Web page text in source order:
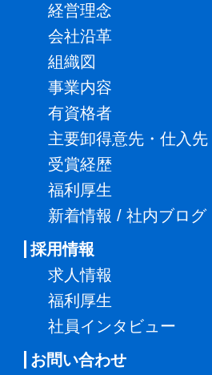
経営理念
会社沿革
組織図
事業内容
有資格者
主要卸得意先・仕入先
受賞経歴
福利厚生
新着情報 / 社内ブログ
採用情報
求人情報
福利厚生
社員インタビュー
お問い合わせ